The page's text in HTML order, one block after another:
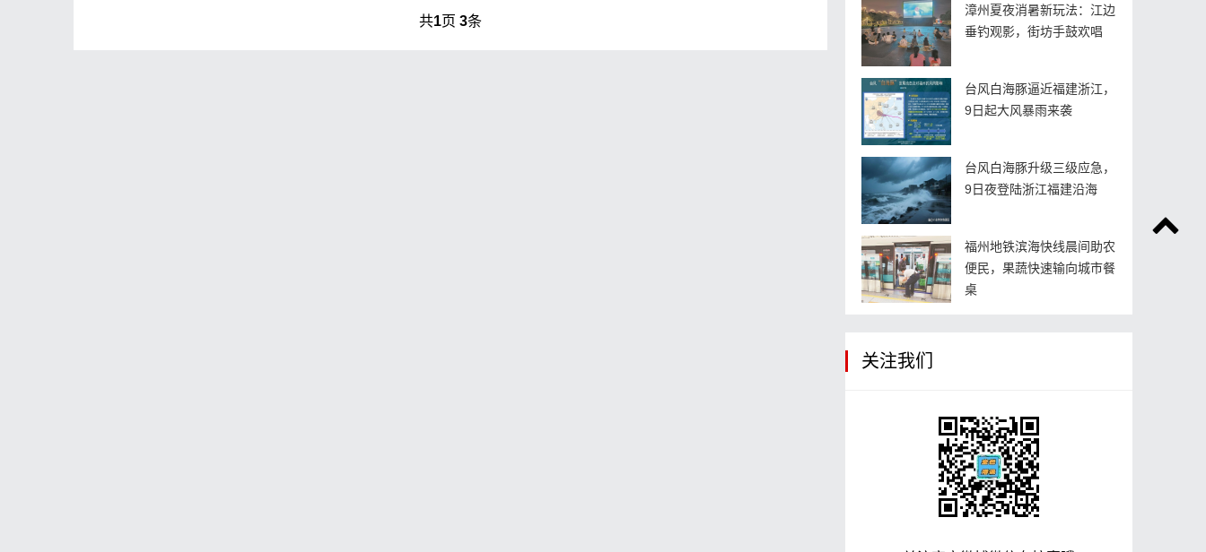
共1页 3条
漳州夏夜消暑新玩法：江边
垂钓观影，街坊手鼓欢唱
台风白海豚逼近福建浙江，
9日起大风暴雨来袭
台风白海豚升级三级应急，
9日夜登陆浙江福建沿海
福州地铁滨海快线晨间助农
便民，果蔬快速输向城市餐
桌
关注我们